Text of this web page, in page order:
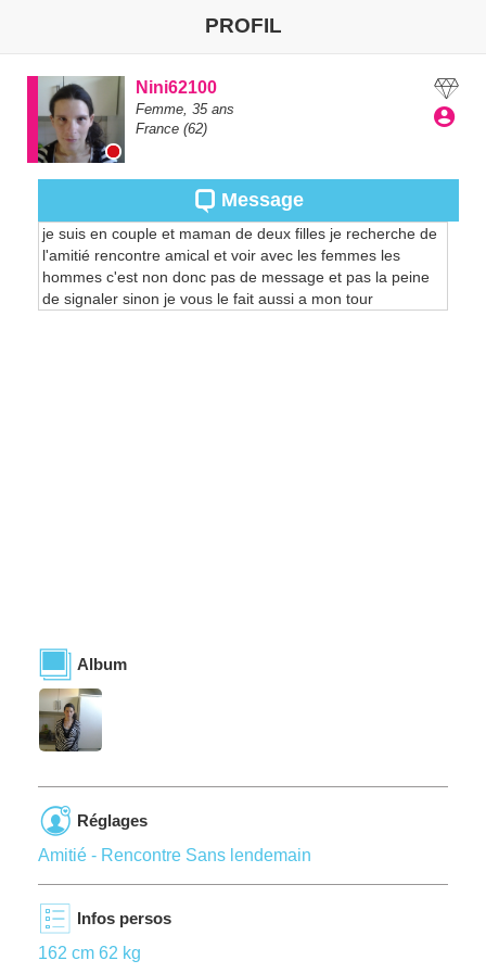
PROFIL
Nini62100
Femme, 35ans
France (62)
Message
je suis en couple et maman de deux filles je recherche de
l'amitié rencontre amical et voir avec les femmes les
hommes c'est non donc pas de message et pas la peine
de signaler sinon je vous le fait aussi a mon tour
Album
Réglages
Amitié - Rencontre Sans lendemain
Infos persos
162 cm 62 kg